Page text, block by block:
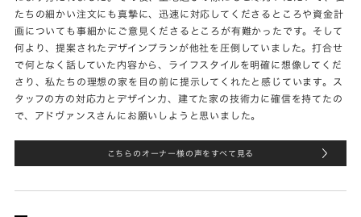
たちの細かい注文にも真摯に、迅速に対応してくださるところや資金計
画についても事細かにご意見くださるところが有難かったです。そして
何より、提案されたデザインプランが他社を圧倒していました。打合せ
で何となく話していた内容から、ライフスタイルを明確に想像してくだ
さり、私たちの理想の家を目の前に提示してくれたと感じています。ス
タッフの方の対応力とデザイン力、建てた家の技術力に確信を持てたの
で、アドヴァンスさんにお願いしようと思いました。
こちらのオーナー様の声をすべて見る